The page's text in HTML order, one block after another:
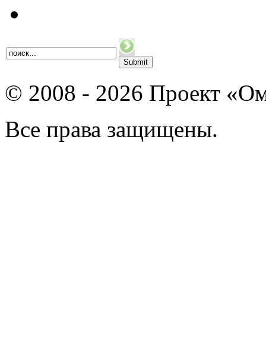
© 2008 - 2026 Проект
Все права защищены.